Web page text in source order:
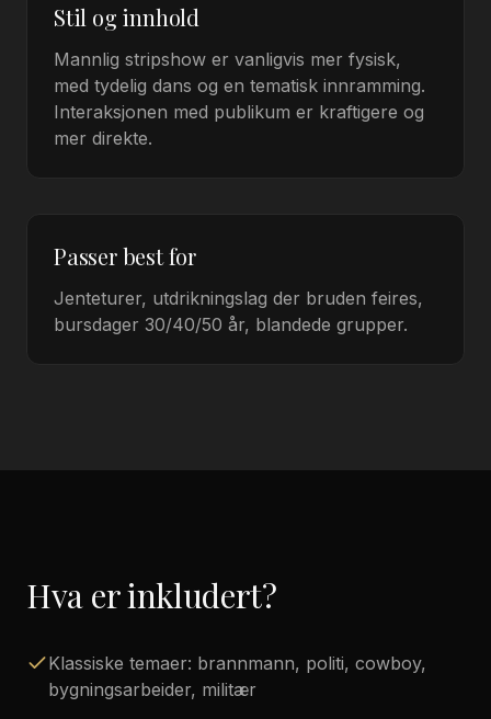
Stil og innhold
Mannlig stripshow er vanligvis mer fysisk,
med tydelig dans og en tematisk innramming.
Interaksjonen med publikum er kraftigere og
mer direkte.
Passer best for
Jenteturer, utdrikningslag der bruden feires,
bursdager 30/40/50 år, blandede grupper.
Hva er inkludert?
Klassiske temaer: brannmann, politi, cowboy,
bygningsarbeider, militær